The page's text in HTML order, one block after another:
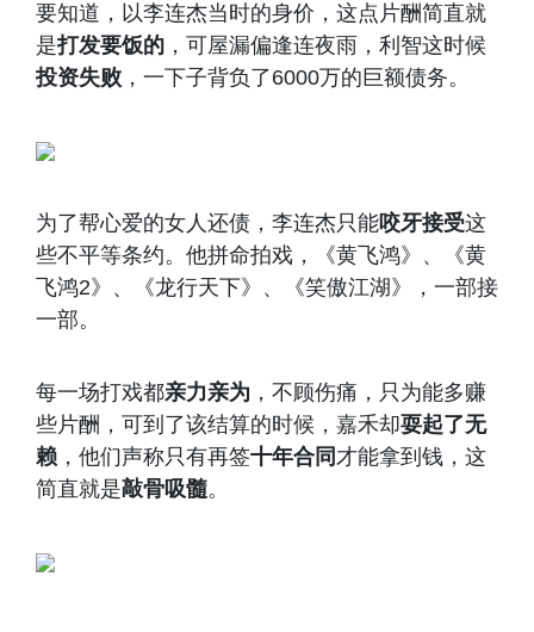
要知道，以李连杰当时的身价，这点片酬简直就
是打发要饭的 ，可屋漏偏逢连夜雨，利智这时候
投资失败 ，一下子背负了6000万的巨额债务。
为了帮心爱的女人还债，李连杰只能咬牙接受这
些不平等条约。他拼命拍戏，《黄飞鸿》、《黄
飞鸿2》、《龙行天下》、《笑傲江湖》，一部接
一部。
每一场打戏都亲力亲为 ，不顾伤痛，只为能多赚
些片酬，可到了该结算的时候，嘉禾却耍起了无
赖 ，他们声称只有再签十年合同才能拿到钱，这
简直就是敲骨吸髓。